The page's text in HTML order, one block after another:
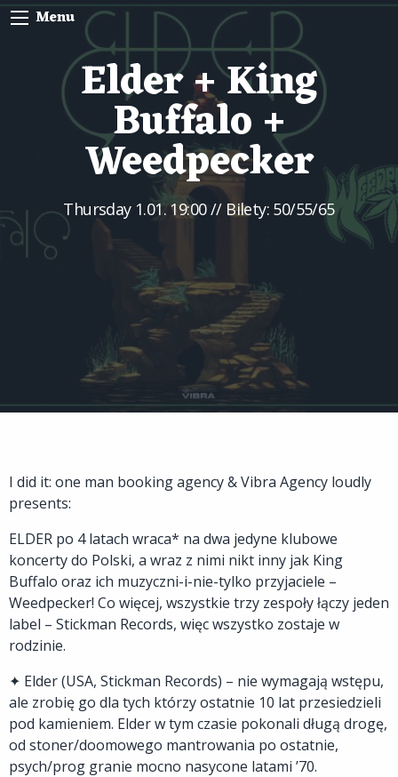
Menu
Elder + King
Buffalo +
Weedpecker
Thursday 1.01. 19:00// Bilety: 50/55/65
I did it: one man booking agency & Vibra Agency loudly
presents:
ELDER po 4 latach wraca* na dwa jedyne klubowe
koncerty do Polski, a wraz z nimi nikt inny jak King
Buffalo oraz ich muzyczni-i-nie-tylko przyjaciele –
Weedpecker! Co więcej, wszystkie trzy zespoły łączy jeden
label – Stickman Records, więc wszystko zostaje w
rodzinie.
✦ Elder (USA, Stickman Records) – nie wymagają wstępu,
ale zrobię go dla tych którzy ostatnie 10 lat przesiedzieli
pod kamieniem. Elder w tym czasie pokonali długą drogę,
od stoner/doomowego mantrowania po ostatnie,
psych/prog granie mocno nasycone latami ’70.